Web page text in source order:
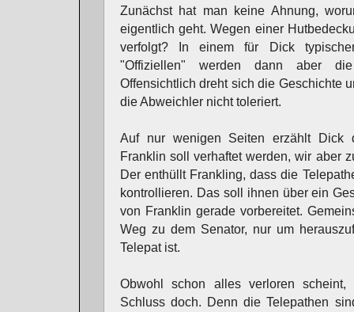
Zunächst hat man keine Ahnung,
eigentlich geht. Wegen einer
verfolgt? In einem für Dick
"Offiziellen" werden dann aber
Offensichtlich dreht sich die Geschichte
die Abweichler nicht toleriert.
Auf nur wenigen Seiten erzählt Dick
Franklin soll verhaftet werden, wir aber
Der enthüllt Frankling, dass die
kontrollieren. Das soll ihnen über ein
von Franklin gerade vorbereitet.
Weg zu dem Senator, nur um
Telepat ist.
Obwohl schon alles verloren
Schluss doch. Denn die Telepathen